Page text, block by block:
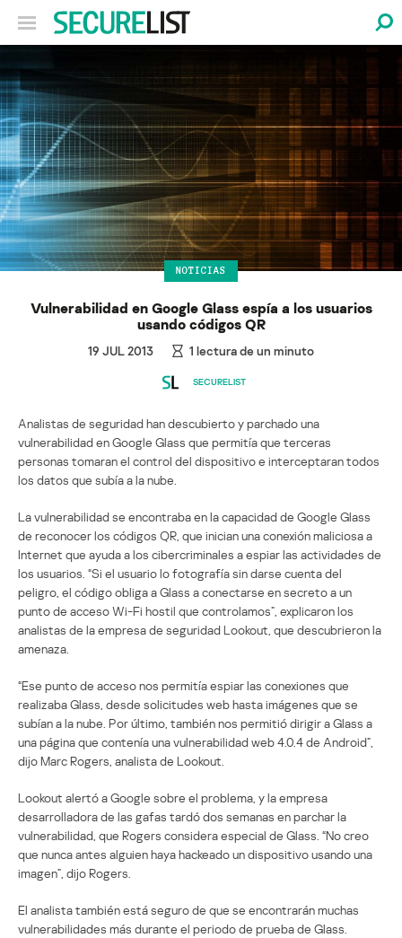
NOTICIAS
Vulnerabilidad en Google Glass espía a los usuarios
usando códigos QR
19 JUL 2013 1 lectura de un minuto
SECURELIST
Analistas de seguridad han descubierto y parchado una
vulnerabilidad en Google Glass que permitía que terceras
personas tomaran el control del dispositivo e interceptaran todos
los datos que subía a la nube.
La vulnerabilidad se encontraba en la capacidad de Google Glass
de reconocer los códigos QR, que inician una conexión maliciosa a
Internet que ayuda a los cibercriminales a espiar las actividades de
los usuarios. “Si el usuario lo fotografía sin darse cuenta del
peligro, el código obliga a Glass a conectarse en secreto a un
punto de acceso Wi-Fi hostil que controlamos”, explicaron los
analistas de la empresa de seguridad Lookout, que descubrieron la
amenaza.
“Ese punto de acceso nos permitía espiar las conexiones que
realizaba Glass, desde solicitudes web hasta imágenes que se
subían a la nube. Por último, también nos permitió dirigir a Glass a
una página que contenía una vulnerabilidad web 4.0.4 de Android”,
dijo Marc Rogers, analista de Lookout.
Lookout alertó a Google sobre el problema, y la empresa
desarrolladora de las gafas tardó dos semanas en parchar la
vulnerabilidad, que Rogers considera especial de Glass. “No creo
que nunca antes alguien haya hackeado un dispositivo usando una
imagen”, dijo Rogers.
El analista también está seguro de que se encontrarán muchas
vulnerabilidades más durante el periodo de prueba de Glass.